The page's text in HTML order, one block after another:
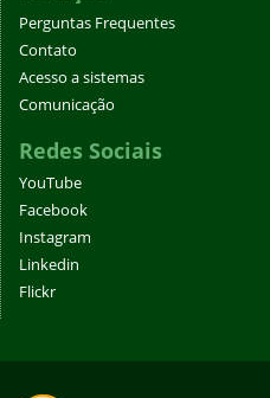
Perguntas Frequentes
Contato
Acesso a sistemas
Comunicação
Redes Sociais
YouTube
Facebook
Instagram
Linkedin
Flickr